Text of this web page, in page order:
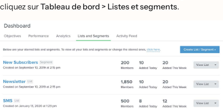
cliquez surTableau de bord > Listes et segments.